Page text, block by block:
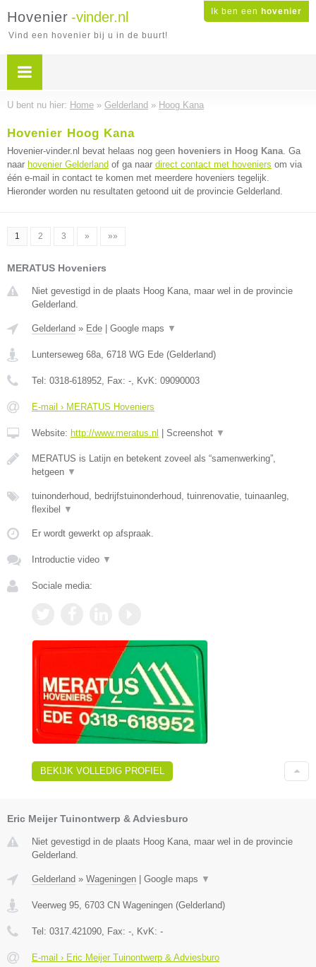
Ik ben een hovenier
Hovenier -vinder.nl
Vind een hovenier bij u in de buurt!
U bent nu hier: Home » Gelderland » Hoog Kana
Hovenier Hoog Kana
Hovenier-vinder.nl bevat helaas nog geen hoveniers in Hoog Kana. Ga
naar hovenier Gelderland of ga naar direct contact met hoveniers om via
één e-mail in contact te komen met meerdere hoveniers tegelijk.
Hieronder worden nu resultaten getoond uit de provincie Gelderland.
1 2 3 » »»
MERATUS Hoveniers
Niet gevestigd in de plaats Hoog Kana, maar wel in de provincie
Gelderland.
Gelderland » Ede Google maps ▼
Lunterseweg 68a, 6718 WG Ede (Gelderland)
Tel: 0318-618952, Fax: -, KvK: 09090003
E-mail › MERATUS Hoveniers
Website: http://www.meratus.nl Screenshot ▼
MERATUS is Latijn en betekent zoveel als “samenwerking”,
hetgeen ▼
tuinonderhoud, bedrijfstuinonderhoud, tuinrenovatie, tuinaanleg,
flexibel
▼
Er wordt gewerkt op afspraak.
Introductie video ▼
Sociale media:
BEKIJK VOLLEDIG PROFIEL
Eric Meijer Tuinontwerp & Adviesburo
Niet gevestigd in de plaats Hoog Kana, maar wel in de provincie
Gelderland.
Gelderland » Wageningen Google maps ▼
Veerweg 95 6703 CN Wageningen (Gelderland)
Tel: 0317.421090 , Fax: - , KvK: -
E-mail › Eric Meijer Tuinontwerp & Adviesburo